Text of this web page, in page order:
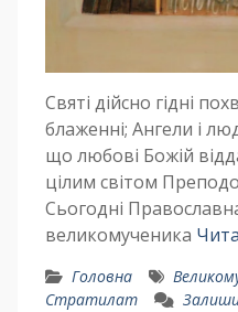
Святі дійсно гідні
блаженні; Ангели і
що любові Божій
цілим світом
Сьогодні
великомученика
Головна
Стратилат